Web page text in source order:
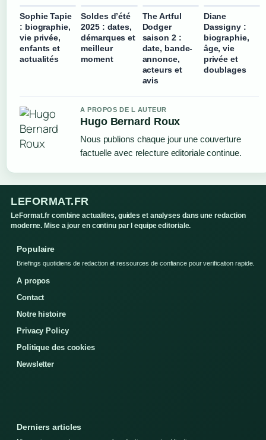
Sophie Tapie
: biographie,
vie privée,
enfants et
actualités
Soldes d’été
2025 : dates,
démarques et
meilleur
moment
The Artful
Dodger
saison 2 :
date, bande-
annonce,
acteurs et
avis
Diane
Dassigny :
biographie,
âge, vie
privée et
doublages
A PROPOS DE L AUTEUR
Hugo Bernard Roux
Nous publions chaque jour une couverture
factuelle avec relecture editoriale continue.
LEFORMAT.FR
LeFormat.fr combine actualites, guides et analyses dans une redaction
moderne. Mise a jour en continu par l equipe editoriale.
Populaire
Briefings quotidiens de redaction et ressources de confiance pour verification rapide.
A propos
Contact
Notre histoire
Privacy Policy
Politique des cookies
Newsletter
Derniers articles